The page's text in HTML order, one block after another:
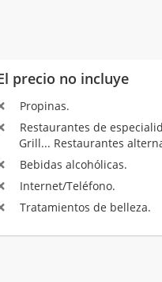
precio no incluye
Propinas.
Restaurantes de
Grill... Restaurantes
Bebidas alcohólicas.
Internet/Teléfono.
Tratamientos de belleza.